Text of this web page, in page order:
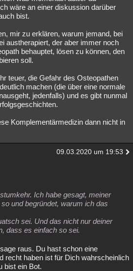
wäre an einer diskussion darüber
bist.
mir zu erklären, warum jemand, bei
austherapiert, der aber immer noch
behauptet, lösen zu können, den
soll.
teuer, die Gefahr des Osteopathen
machen (die über eine normale
jedenfalls) und es gibt nunmal
Komplementärmedizin dann nicht in
09.03.2020 um 19:53
Ich habe gesagt, meiner
und begründet, warum ich das
sei. Und das nicht nur deiner
dass es einfach so sei.
raus. Du hast schon eine
recht haben ist für Dich wahrscheinlich
bist ein Bot.